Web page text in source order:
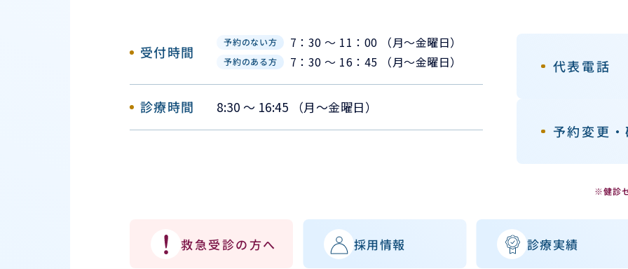
受付時間
予約のない方 7：30 ～ 11：00 （月〜金曜日）
予約のある方 7：30 ～ 16：45 （月〜金曜日）
診療時間 8:30 ～ 16:45 （月〜金曜日）
代表電話
予約変更
※健診
救急受診の方へ 採用情報 診療実績